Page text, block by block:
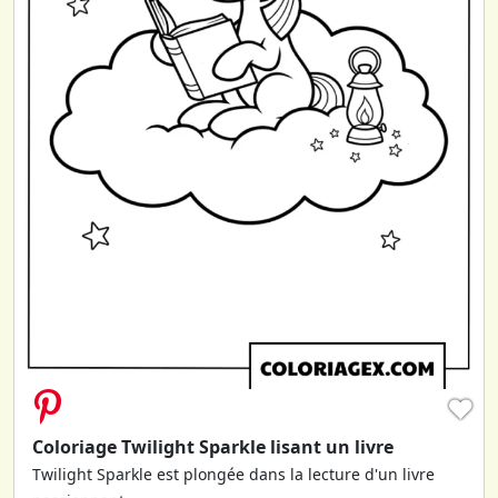
♥
Coloriage Twilight Sparkle lisant un livre
Twilight Sparkle est plongée dans la lecture d'un livre